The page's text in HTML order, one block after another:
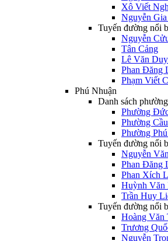
Xô Viết
Nguyễn
Tuyến đường nổi
Nguyễn
Tân Cảng
Lê Văn
Phan Đăng
Phạm Viết
Phú Nhuận
Danh sách phường
Phường
Phường
Phường
Tuyến đường nổi
Nguyễn
Phan Đăng
Phan Xích
Huỳnh Văn
Trần Huy
Tuyến đường nổi
Hoàng Văn
Trương
Nguyễn